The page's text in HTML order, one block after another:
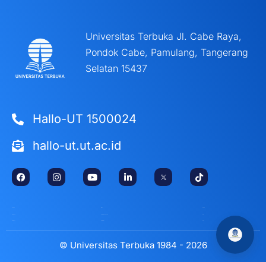
Universitas Terbuka Jl. Cabe Raya,
Pondok Cabe, Pamulang, Tangerang
Selatan 15437
Hallo-UT 1500024
hallo-ut.ut.ac.id
© Universitas Terbuka 1984 - 2026